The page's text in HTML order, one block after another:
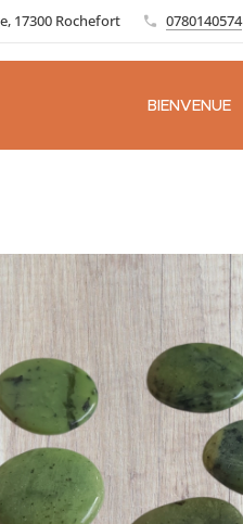
17300 Rochefort 0780140574
BIENVENUE